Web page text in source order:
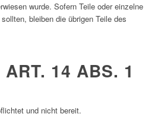
wurde. Sofern Teile oder einzelne
bleiben die übrigen Teile des
14 ABS. 1 O
und nicht bereit.